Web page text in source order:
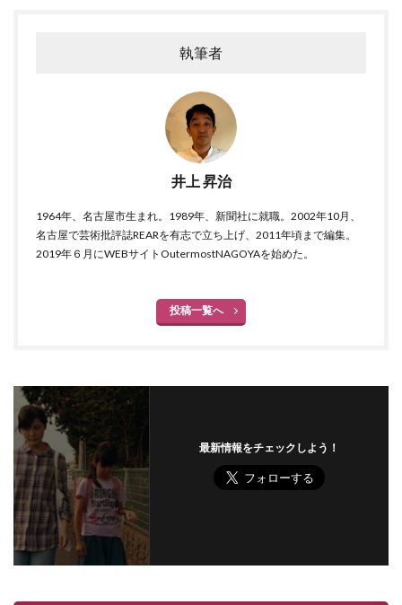
執筆者
井上 昇治
1964年、名古屋市生まれ。1989年、新聞社に就職。2002年10月、
名古屋で芸術批評誌REARを有志で立ち上げ、2011年頃まで編集。
2019年６月にWEBサイトOutermostNAGOYAを始めた。
投稿一覧へ
最新情報をチェックしよう！